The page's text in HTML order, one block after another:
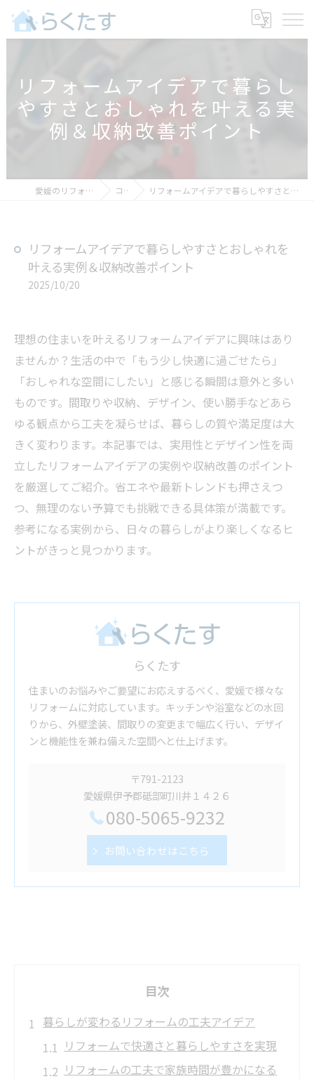
リフォームアイデアで暮らし
やすさとおしゃれを叶える実
例＆収納改善ポイント
愛媛のリフォームなららくたす コラム リフォームアイデアで暮らしやすさとおしゃれを叶える実例＆収納改善ポイント
リフォームアイデアで暮らしやすさとおしゃれを
叶える実例＆収納改善ポイント
2025/10/20
理想の住まいを叶えるリフォームアイデアに興味はあり
ませんか？生活の中で「もう少し快適に過ごせたら」
「おしゃれな空間にしたい」と感じる瞬間は意外と多い
ものです。間取りや収納、デザイン、使い勝手などあら
ゆる観点から工夫を凝らせば、暮らしの質や満足度は大
きく変わります。本記事では、実用性とデザイン性を両
立したリフォームアイデアの実例や収納改善のポイント
を厳選してご紹介。省エネや最新トレンドも押さえつ
つ、無理のない予算でも挑戦できる具体策が満載です。
参考になる実例から、日々の暮らしがより楽しくなるヒ
ントがきっと見つかります。
らくたす
住まいのお悩みやご要望にお応えするべく、愛媛で様々な
リフォームに対応しています。キッチンや浴室などの水回
りから、外壁塗装、間取りの変更まで幅広く行い、デザイ
ンと機能性を兼ね備えた空間へと仕上げます。
〒791-2123
愛媛県伊予郡砥部町川井１４２６
080-5065-9232
お問い合わせはこちら
目次
暮らしが変わるリフォームの工夫アイデア
リフォームで快適さと暮らしやすさを実現
リフォームの工夫で家族時間が豊かになる